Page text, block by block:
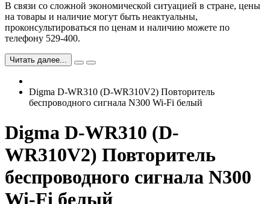
В связи со сложной экономической ситуацией в стране, цены
на товары и наличие могут быть неактуальны,
проконсультироваться по ценам и наличию можете по
телефону 529-400.
Читать далее...
Digma D-WR310 (D-WR310V2) Повторитель
беспроводного сигнала N300 Wi-Fi белый
Digma D-WR310 (D-
WR310V2) Повторитель
беспроводного сигнала N300
Wi-Fi белый